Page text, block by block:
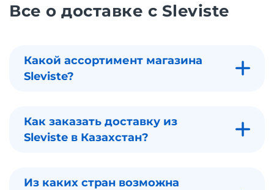
Все о доставке с Sleviste
Какой ассортимент магазина
Sleviste?
Как заказать доставку из
Sleviste в Казахстан?
Из каких стран возможна